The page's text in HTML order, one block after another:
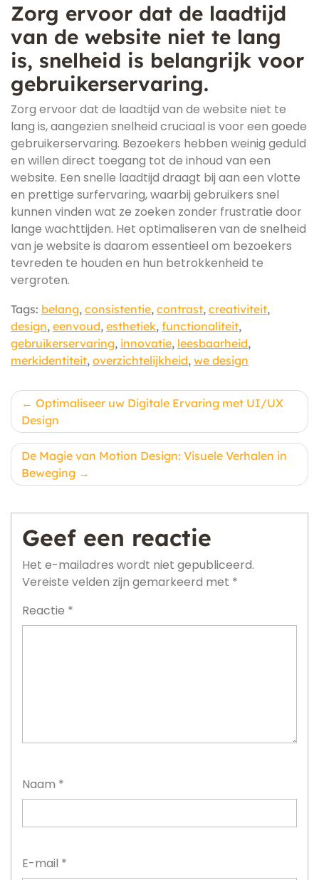
Zorg ervoor dat de laadtijd
van de website niet te lang
is, snelheid is belangrijk voor
gebruikerservaring.
Zorg ervoor dat de laadtijd van de website niet te
lang is, aangezien snelheid cruciaal is voor een goede
gebruikerservaring. Bezoekers hebben weinig geduld
en willen direct toegang tot de inhoud van een
website. Een snelle laadtijd draagt bij aan een vlotte
en prettige surfervaring, waarbij gebruikers snel
kunnen vinden wat ze zoeken zonder frustratie door
lange wachttijden. Het optimaliseren van de snelheid
van je website is daarom essentieel om bezoekers
tevreden te houden en hun betrokkenheid te
vergroten.
Tags: belang, consistentie, contrast, creativiteit,
design, eenvoud, esthetiek, functionaliteit,
gebruikerservaring, innovatie, leesbaarheid,
merkidentiteit, overzichtelijkheid, we design
Berichtnavigatie
Optimaliseer uw Digitale Ervaring met UI/UX
Design
De Magie van Motion Design: Visuele Verhalen in
Beweging
Geef een reactie
Het e-mailadres wordt niet gepubliceerd.
Vereiste velden zijn gemarkeerd met *
Reactie *
Naam *
E-mail *